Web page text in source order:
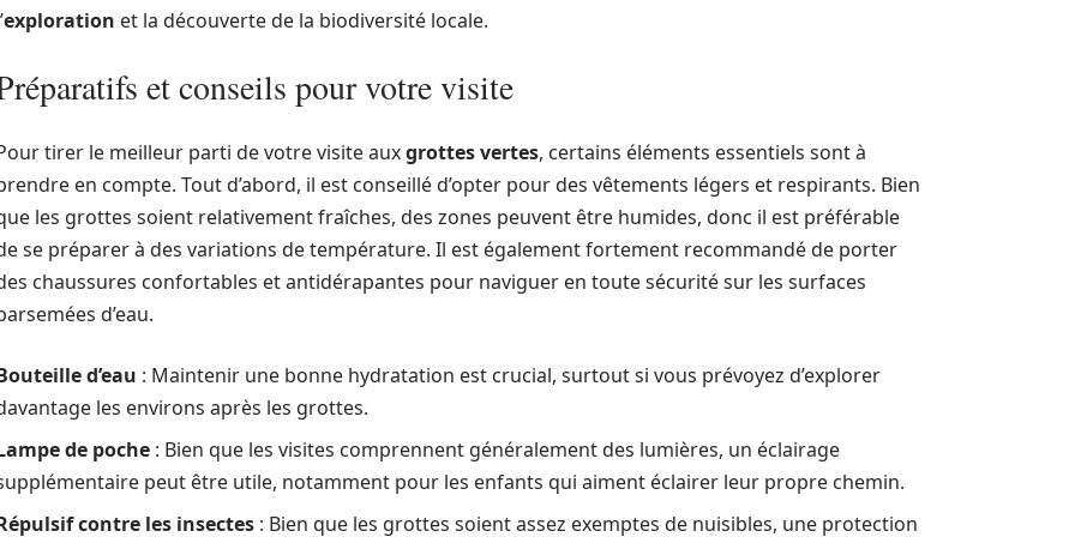
exploration et la découverte de la biodiversité locale.
et conseils pour votre visite
tirer le meilleur parti de votre visite auxgrottes vertes, certains éléments essentiels sont à
en compte. Tout d’abord, il est conseillé d’opter pour des vêtements légers et respirants. Bien
les grottes soient relativement fraîches, des zones peuvent être humides, donc il est préférable
se préparer à des variations de température. Il est également fortement recommandé de porter
chaussures confortables et antidérapantes pour naviguer en toute sécurité sur les surfaces
d’eau.
d’eau : Maintenir une bonne hydratation est crucial, surtout si vous prévoyez d’explorer
les environs après les grottes.
de poche : Bien que les visites comprennent généralement des lumières, un éclairage
peut être utile, notamment pour les enfants qui aiment éclairer leur propre chemin.
contre les insectes : Bien que les grottes soient assez exemptes de nuisibles, une protection